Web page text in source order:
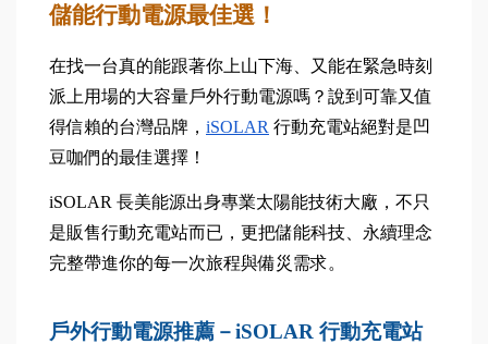
儲能行動電源最佳選！
在找一台真的能跟著你上山下海、又能在緊急時刻
派上用場的大容量戶外行動電源嗎？說到可靠又值
得信賴的台灣品牌， iSOLAR 行動充電站絕對是凹
豆咖們的最佳選擇！
iSOLAR 長美能源出身專業太陽能技術大廠，不只
是販售行動充電站而已，更把儲能科技、永續理念
完整帶進你的每一次旅程與備災需求。
戶外行動電源推薦－iSOLAR 行動充電站